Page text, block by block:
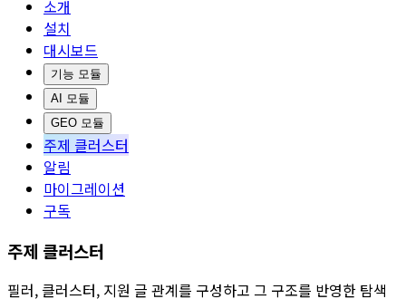
소개
설치
대시보드
기능 모듈
AI 모듈
GEO 모듈
주제 클러스터
알림
마이그레이션
구독
주제 클러스터
필러, 클러스터, 지원 글 관계를 구성하고 그 구조를 반영한 탐색